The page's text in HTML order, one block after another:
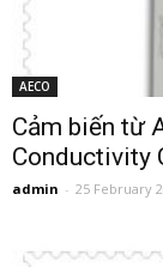
AECO
Cảm biến từ
Conductivity
admin - 25 February